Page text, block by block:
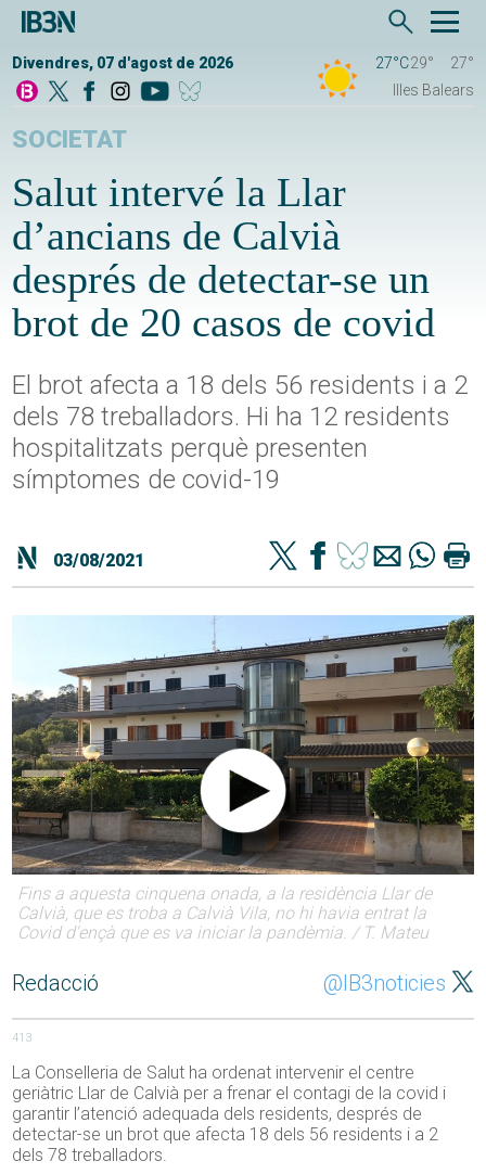
Divendres, 07 d'agost de 2026 27°C29°
27°
Illes Balears
SOCIETAT
Salut intervé la Llar
d’ancians de Calvià
després de detectar-se un
brot de 20 casos de covid
El brot afecta a 18 dels 56 residents i a 2
dels 78 treballadors. Hi ha 12 residents
hospitalitzats perquè presenten
símptomes de covid-19
03/08/2021
Fins a aquesta cinquena onada, a la residència Llar de
Calvià, que es troba a Calvià Vila, no hi havia entrat la
Covid d'ençà que es va iniciar la pandèmia. / T. Mateu
Redacció @IB3noticies
413
La Conselleria de Salut ha ordenat intervenir el centre
geriàtric Llar de Calvià per a frenar el contagi de la covid i
garantir l’atenció adequada dels residents, després de
detectar-se un brot que afecta 18 dels 56 residents i a 2
dels 78 treballadors.